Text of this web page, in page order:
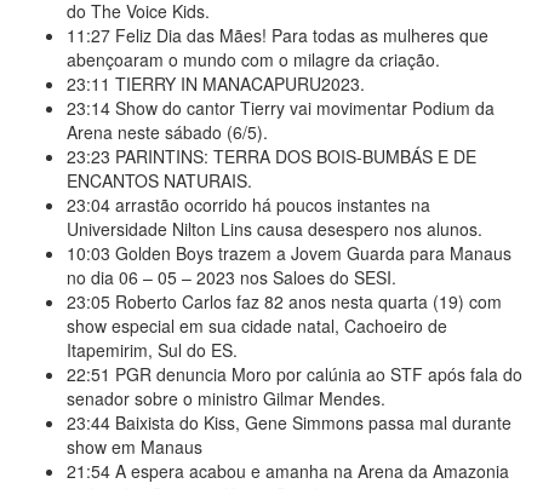
do The Voice Kids.
11:27 Feliz Dia das Mães! Para todas as mulheres que
abençoaram o mundo com o milagre da criação.
23:11 TIERRY IN MANACAPURU2023.
23:14 Show do cantor Tierry vai movimentar Podium da
Arena neste sábado (6/5).
23:23 PARINTINS: TERRA DOS BOIS-BUMBÁS E DE
ENCANTOS NATURAIS.
23:04 arrastão ocorrido há poucos instantes na
Universidade Nilton Lins causa desespero nos alunos.
10:03 Golden Boys trazem a Jovem Guarda para Manaus
no dia 06 – 05 – 2023 nos Saloes do SESI.
23:05 Roberto Carlos faz 82 anos nesta quarta (19) com
show especial em sua cidade natal, Cachoeiro de
Itapemirim, Sul do ES.
22:51 PGR denuncia Moro por calúnia ao STF após fala do
senador sobre o ministro Gilmar Mendes.
23:44 Baixista do Kiss, Gene Simmons passa mal durante
show em Manaus
21:54 A espera acabou e amanha na Arena da Amazonia